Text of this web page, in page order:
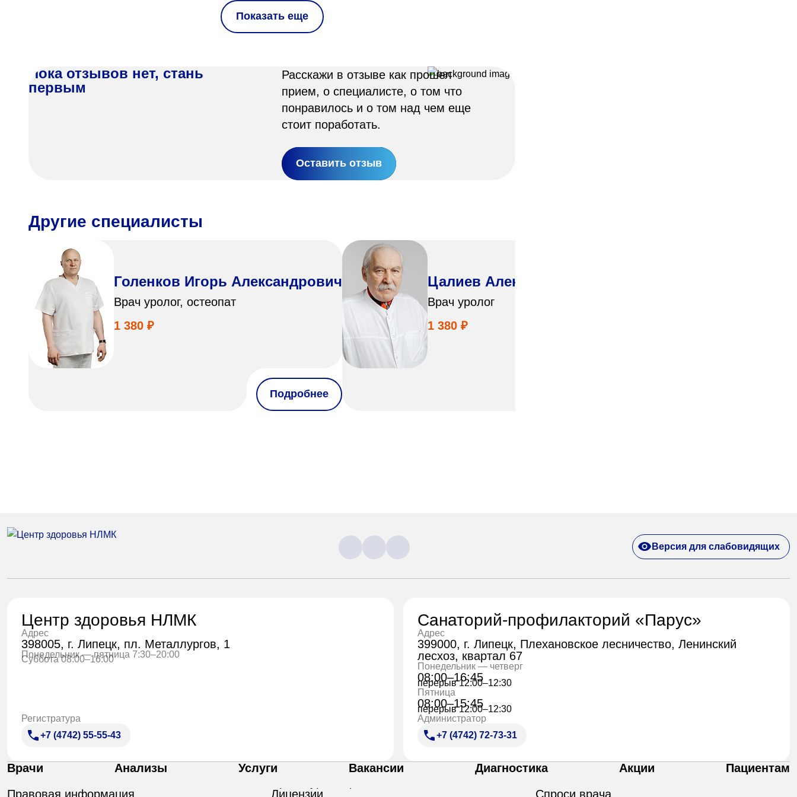
Показать еще
Пока отзывов нет, стань
первым
Расскажи в отзыве как прошел
прием, о специалисте, о том что
понравилось и о том над чем еще
стоит поработать.
Оставить отзыв
Другие специалисты
Голенков Игорь Александрович
Врач уролог, остеопат
1 380 ₽
Подробнее
Цалиев Александр Леонидович
Врач уролог
1 380 ₽
Версия для слабовидящих
Центр здоровья НЛМК
Адрес
398005, г. Липецк, пл. Металлургов, 1
Понедельник — пятница 7:30–20:00
Суббота 08:00–16:00
Регистратура
+7 (4742) 55-55-43
Санаторий-профилакторий «Парус»
Адрес
399000, г. Липецк, Плехановское лесничество, Ленинский
лесхоз, квартал 67
Понедельник — четверг
08:00–16:45
перерыв 12:00–12:30
Пятница
08:00–15:45
перерыв 12:00–12:30
Администратор
+7 (4742) 72-73-31
Врачи Анализы Услуги Вакансии Диагностика Акции
Пациентам
Правовая информация
Лицензии Спроси врача